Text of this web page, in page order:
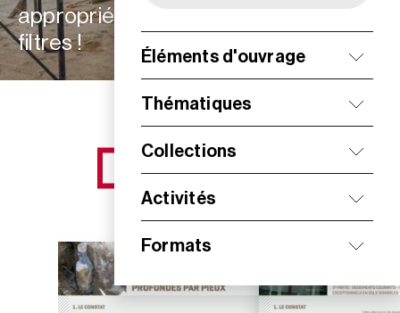
Éléments d'ouvrage
Thématiques
Collections
Activités
Formats
appropriées à vos besoins grâce aux
filtres !
NOS NOUVEAUTÉS